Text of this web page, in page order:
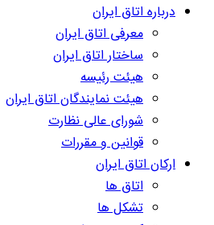
درباره اتاق ایران
معرفی اتاق ایران
ساختار اتاق ایران
هیئت رئیسه
هیئت نمایندگان اتاق ایران
شورای عالی نظارت
قوانین و مقررات
ارکان اتاق ایران
اتاق ها
تشکل ها